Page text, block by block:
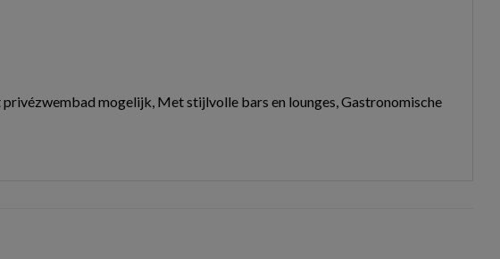
mogelijk, Met stijlvolle bars en lounges, Gastronomische